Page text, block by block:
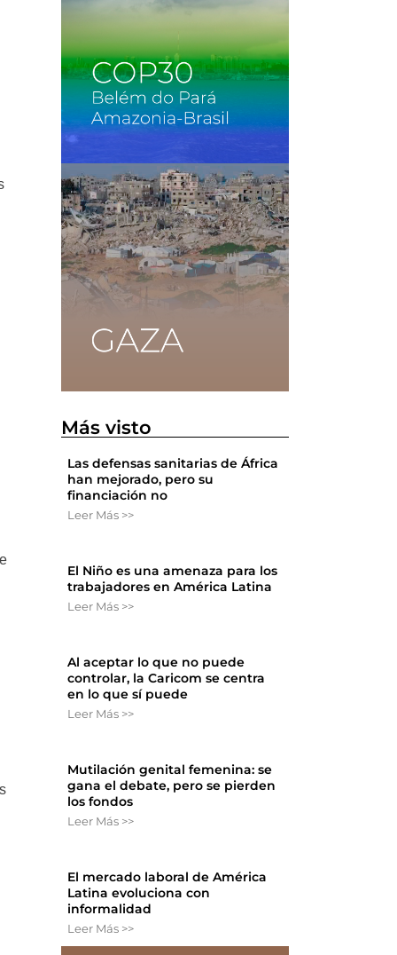
Más visto
Las defensas sanitarias de África
han mejorado, pero su
financiación no
Leer Más >>
El Niño es una amenaza para los
trabajadores en América Latina
Leer Más >>
Al aceptar lo que no puede
controlar, la Caricom se centra
en lo que sí puede
Leer Más >>
Mutilación genital femenina: se
gana el debate, pero se pierden
los fondos
Leer Más >>
El mercado laboral de América
Latina evoluciona con
informalidad
Leer Más >>